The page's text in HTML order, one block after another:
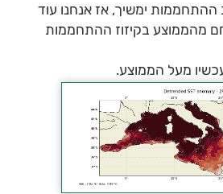
ההתחממות ימשיך, אז אנחנו עוד
מהממוצע בקיזוז ההתחממות
מעל הממוצע.